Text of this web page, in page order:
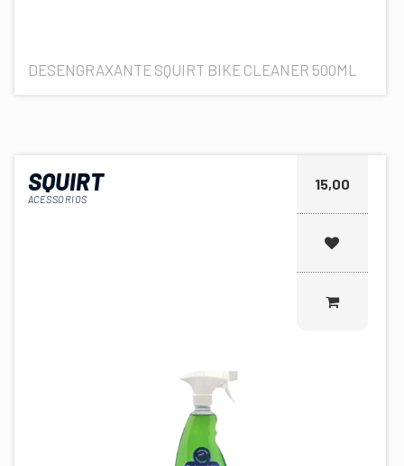
DESENGRAXANTE SQUIRT BIKE CLEANER 500ML
SQUIRT
ACESSORIOS
15,00